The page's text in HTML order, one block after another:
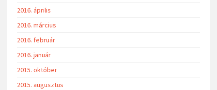
2016. április
2016. március
2016. február
2016. január
2015. október
2015. augusztus